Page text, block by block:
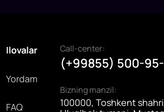
Ilovalar
Yordam
FAQ
Call-center:
(+99855) 500-
Bizning manzil:
100000, Toshkent